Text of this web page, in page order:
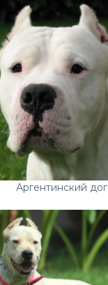
Аргентинский дог